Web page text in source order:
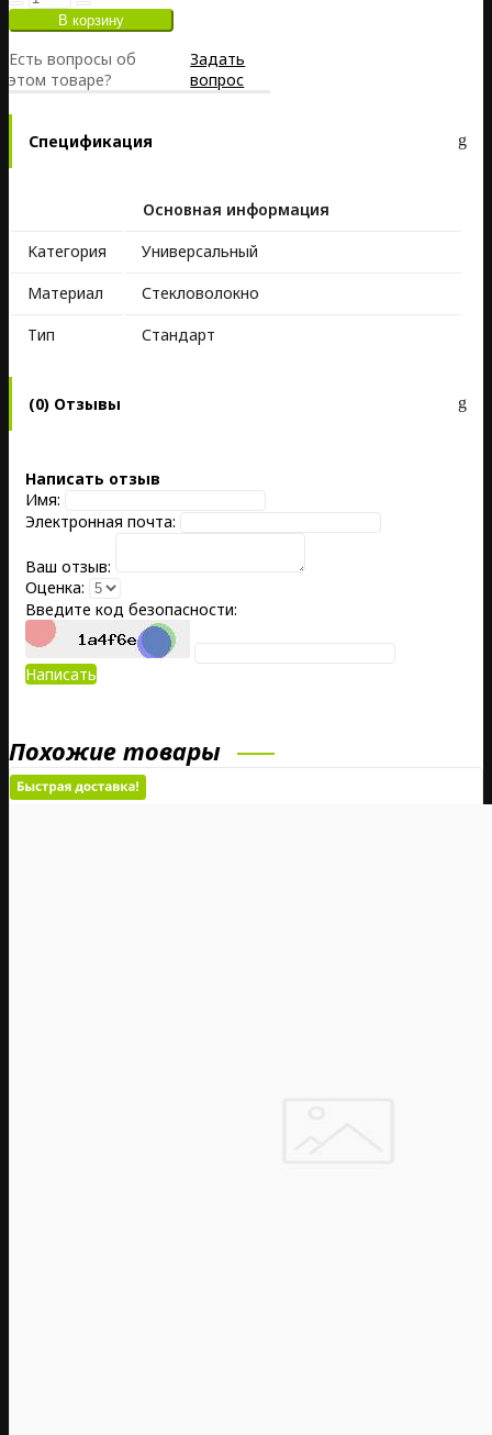
Есть вопросы об
этом товаре?
Задать
вопрос
Спецификация
Основная информация
Kатегория
Универсальный
Материал
Стекловолокно
Тип
Стандарт
(0) Отзывы
Написать отзыв
Имя:
Электронная почта:
Ваш отзыв:
Оценка:
Введите код безопасности:
Написать
Похожие товары